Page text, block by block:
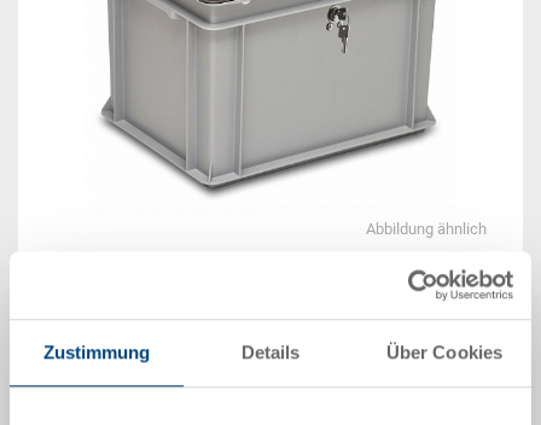
Zustimmung Details Über Cookies
Abbildung ähnlich
Beispiel 3D Animation